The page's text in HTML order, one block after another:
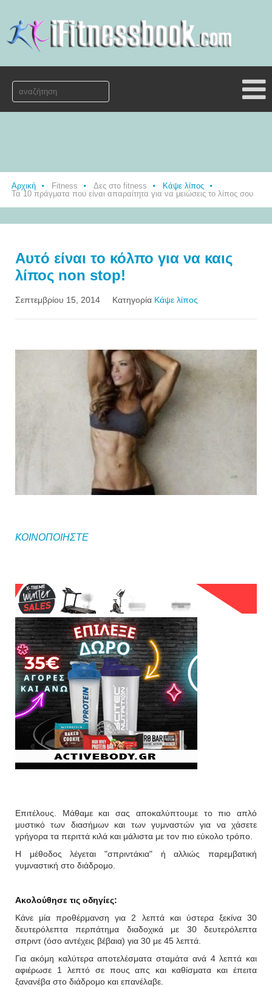
Αρχική Fitness Δες στο fitness
Κάψε λίπος
Τα 10 πράγματα που είναι απαραίτητα για να μειώσεις το λίπος σου
Αυτό είναι το κόλπο για να καις
λίπος non stop!
Σεπτεμβρίου 15, 2014 Κατηγορία Kάψε λίπος
ΚΟΙΝΟΠΟΙΗΣΤΕ
Επιτέλους. Μάθαμε και σας αποκαλύπτουμε το πιο απλό
μυστικό των διασήμων και των γυμναστών για να χάσετε
γρήγορα τα περιττά κιλά και μάλιστα με τον πιο εύκολο τρόπο.
Η μέθοδος λέγεται "σπριντάκια" ή αλλιώς παρεμβατική
γυμναστική στο διάδρομο.
Ακολούθησε τις οδηγίες:
Κάνε μία προθέρμανση για 2 λεπτά και ύστερα ξεκίνα 30
δευτερόλεπτα περπάτημα διαδοχικά με 30 δευτερόλεπτα
σπριντ (όσο αντέχεις βέβαια) για 30 με 45 λεπτά.
Για ακόμη καλύτερα αποτελέσματα σταμάτα ανά 4 λεπτά και
αφιέρωσε 1 λεπτό σε πους απς και καθίσματα και έπειτα
ξανανέβα στο διάδρομο και επανέλαβε.